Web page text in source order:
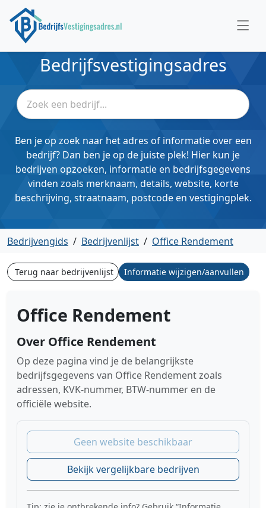
Bedrijfsvestigingsadres
Ben je op zoek naar het adres of informatie over een
bedrijf? Dan ben je op de juiste plek! Hier kun je
bedrijven opzoeken, informatie en bedrijfsgegevens
vinden zoals merknaam, details, website, korte
beschrijving, straatnaam, postcode en vestigingplek.
Bedrijvengids / Bedrijvenlijst / Office Rendement
Terug naar bedrijvenlijst Informatie wijzigen/aanvullen
Office Rendement
Over Office Rendement
Op deze pagina vind je de belangrijkste
bedrijfsgegevens van Office Rendement zoals
adressen, KVK-nummer, BTW-nummer en de
officiële website.
Geen website beschikbaar
Bekijk vergelijkbare bedrijven